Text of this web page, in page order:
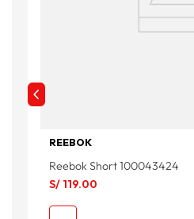
REEBOK
Reebok Short 100043424
S/ 119.00